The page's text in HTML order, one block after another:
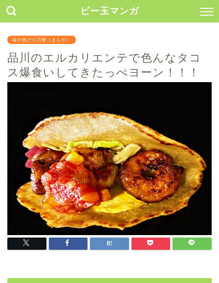
ビー玉マンガ
味の色どり万華（まんが）
品川のエルカリエンテで色んなタコ
ス爆食いしてきたっぺヨーン！！！